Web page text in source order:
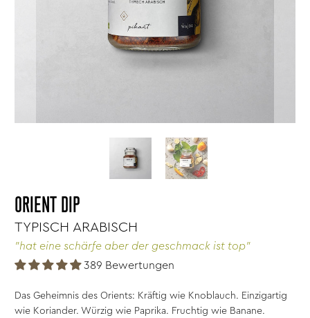
ORIENT DIP
TYPISCH ARABISCH
"hat eine schärfe aber der geschmack ist top"
389 Bewertungen
Das Geheimnis des Orients: Kräftig wie Knoblauch. Einzigartig
wie Koriander. Würzig wie Paprika. Fruchtig wie Banane.